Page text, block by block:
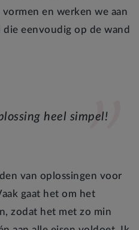
en werken we aan
eenvoudig op de wand
heel simpel!
van oplossingen voor
gaat het om het
zodat het met zo min